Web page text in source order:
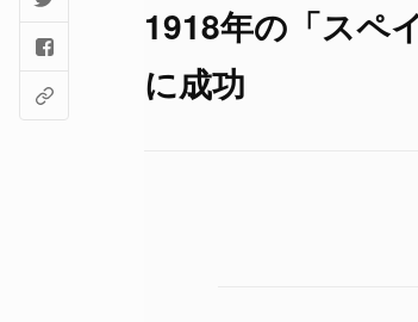
1918年の「スペ
に成功